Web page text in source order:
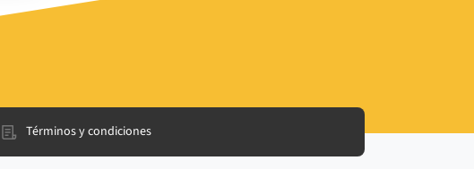
Términos y condiciones